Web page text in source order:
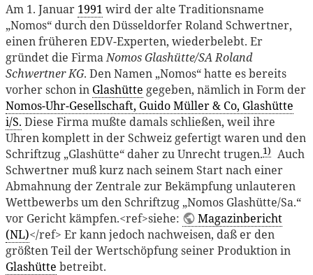
Am 1. Januar 1991 wird der alte Traditionsname
„Nomos“ durch den Düsseldorfer Roland Schwertner,
einen früheren EDV-Experten, wiederbelebt. Er
gründet die FirmaNomos Glashütte/SA Roland
Schwertner KG. Den Namen „Nomos“ hatte es bereits
vorher schon in Glashütte gegeben, nämlich in Form der
Nomos-Uhr-Gesellschaft, Guido Müller & Co, Glashütte
i/S. Diese Firma mußte damals schließen, weil ihre
Uhren komplett in der Schweiz gefertigt waren und den
Schriftzug „Glashütte“ daher zu Unrecht trugen.1) Auch
Schwertner muß kurz nach seinem Start nach einer
Abmahnung der Zentrale zur Bekämpfung unlauteren
Wettbewerbs um den Schriftzug „Nomos Glashütte/Sa.“
vor Gericht kämpfen.<ref>siehe:
Magazinbericht
(NL)</ref> Er kann jedoch nachweisen, daß er den
größten Teil der Wertschöpfung seiner Produktion in
Glashütte betreibt.